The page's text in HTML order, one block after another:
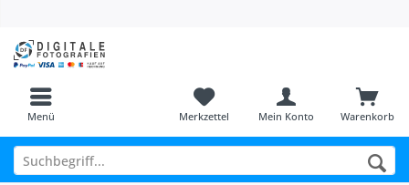
Menü Warenkorb
Merkzettel Mein Konto